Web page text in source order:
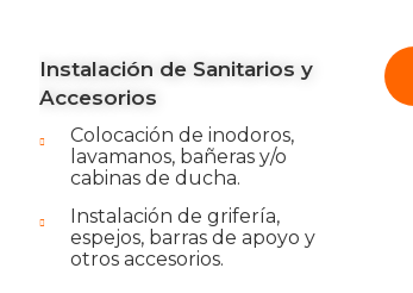
Instalación de Sanitarios y
Accesorios
Colocación de inodoros,
lavamanos, bañeras y/o
cabinas de ducha.
Instalación de grifería,
espejos, barras de apoyo y
otros accesorios.